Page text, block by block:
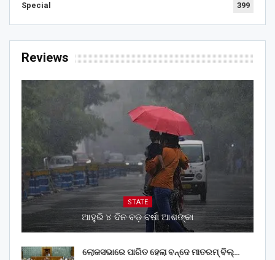
Special 399
Reviews
STATE
ଆହୁରି ୪ ଦିନ ବଡ଼ ବର୍ଷା ଆଶଙ୍କା
ଲୋକସଭାରେ ପାରିତ ହେଲା ବନ୍ଦେ ମାତରମ୍‌ ବିଲ୍‌…